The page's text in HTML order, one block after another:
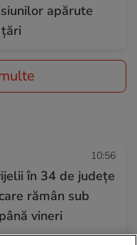
apărute
10:56
în 34 de județe
rămân sub
vineri